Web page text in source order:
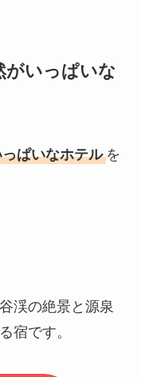
がいっぱいな
ぱいなホテル を
渓の絶景と源泉
宿です。